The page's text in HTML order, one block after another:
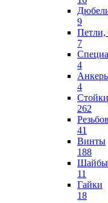
9
Петли,
7
4
4
262
41
Винты
188
Шайбы
11
Гайки
18